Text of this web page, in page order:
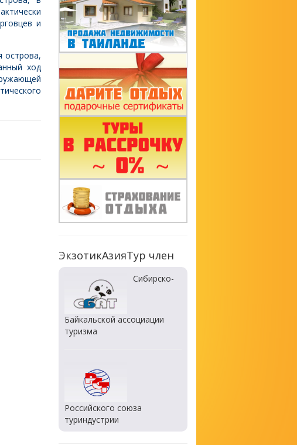
и
острова,
ход
ЭкзотикАзияТур член
Сибирско-
Байкальской ассоциации
туризма
Российского союза
туриндустрии